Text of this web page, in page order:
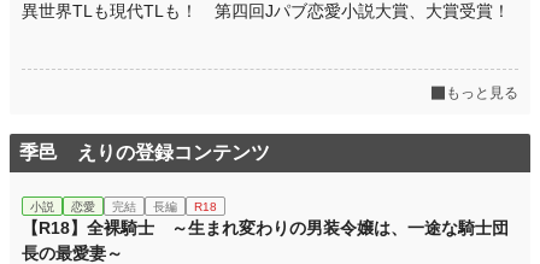
異世界TLも現代TLも！ 第四回Jパブ恋愛小説大賞、大賞受賞！
もっと見る
季邑 えりの登録コンテンツ
小説 恋愛 完結 長編 R18
【R18】全裸騎士 ～生まれ変わりの男装令嬢は、一途な騎士団
長の最愛妻～